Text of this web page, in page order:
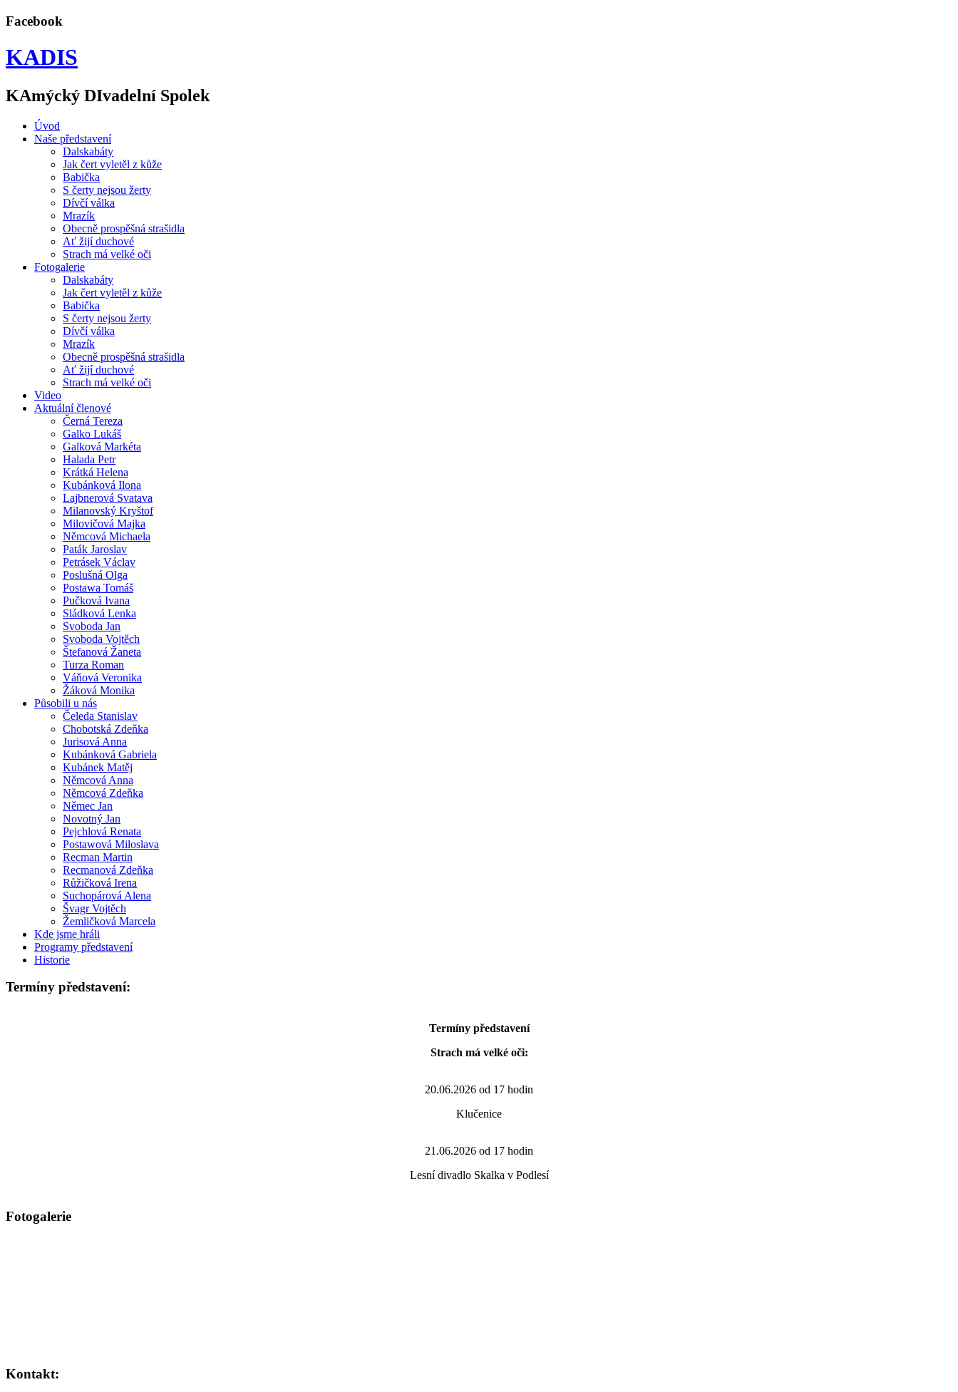
Facebook
KADIS
KAmýcký DIvadelní Spolek
Úvod
Naše představení
Dalskabáty
Jak čert vyletěl z kůže
Babička
S čerty nejsou žerty
Dívčí válka
Mrazík
Obecně prospěšná strašidla
Ať žijí duchové
Strach má velké oči
Fotogalerie
Dalskabáty
Jak čert vyletěl z kůže
Babička
S čerty nejsou žerty
Dívčí válka
Mrazík
Obecně prospěšná strašidla
Ať žijí duchové
Strach má velké oči
Video
Aktuální členové
Černá Tereza
Galko Lukáš
Galková Markéta
Halada Petr
Krátká Helena
Kubánková Ilona
Lajbnerová Svatava
Milanovský Kryštof
Milovičová Majka
Němcová Michaela
Paták Jaroslav
Petrásek Václav
Poslušná Olga
Postawa Tomáš
Pučková Ivana
Sládková Lenka
Svoboda Jan
Svoboda Vojtěch
Štefanová Žaneta
Turza Roman
Váňová Veronika
Žáková Monika
Působili u nás
Čeleda Stanislav
Chobotská Zdeňka
Jurisová Anna
Kubánková Gabriela
Kubánek Matěj
Němcová Anna
Němcová Zdeňka
Němec Jan
Novotný Jan
Pejchlová Renata
Postawová Miloslava
Recman Martin
Recmanová Zdeňka
Růžičková Irena
Suchopárová Alena
Švagr Vojtěch
Žemličková Marcela
Kde jsme hráli
Programy představení
Historie
Termíny představení:
Termíny představení
Strach má velké oči:
20.06.2026 od 17 hodin
Klučenice
21.06.2026 od 17 hodin
Lesní divadlo Skalka v Podlesí
Fotogalerie
Kontakt: